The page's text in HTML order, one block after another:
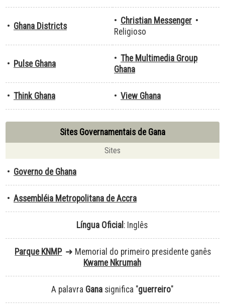
• Ghana Districts
• Christian Messenger •
Religioso
• Pulse Ghana
• The Multimedia Group
Ghana
• Think Ghana • View Ghana
Sites Governamentais de Gana
Sites
• Governo de Ghana
• Assembléia Metropolitana de Accra
Língua Oficial : Inglês
Parque KNMP ➜ Memorial do primeiro presidente ganês
Kwame Nkrumah
A palavra Ganasignifica "guerreiro"